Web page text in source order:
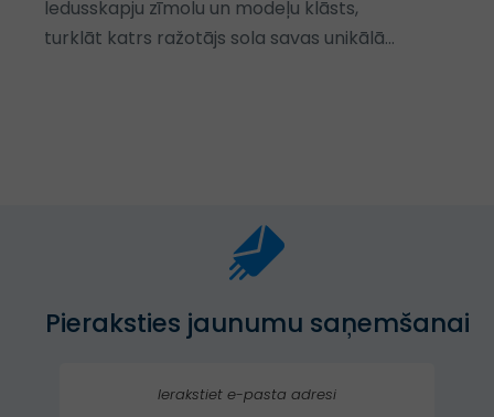
ledusskapju zīmolu un modeļu klāsts,
turklāt katrs ražotājs sola savas unikālās
Pieraksties jaunumu saņemšanai